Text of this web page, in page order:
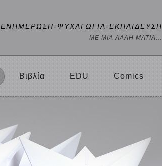
ΕΝΗΜΕΡΩΣΗ-ΨΥΧΑΓΩΓΙΑ-ΕΚΠΑΙΔΕΥΣΗ
ΜΕ ΜΙΑ ΑΛΛΗ ΜΑΤΙΑ...
Βιβλία EDU Comics